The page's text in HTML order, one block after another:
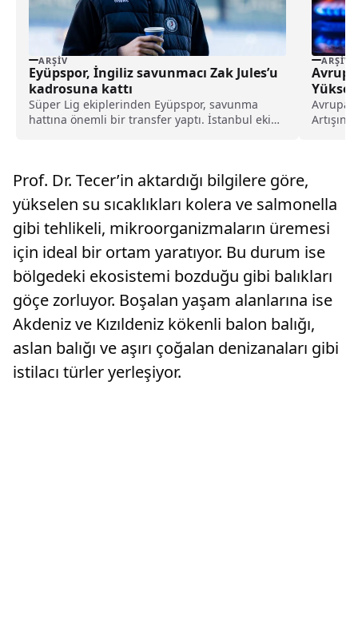
ARŞIV
Eyüpspor, İngiliz savunmacı Zak Jules’u
kadrosuna kattı
Süper Lig ekiplerinden Eyüpspor, savunma
hattına önemli bir transfer yaptı. İstanbul ekibi,
ARŞIV
Artışın
Prof. Dr. Tecer’in aktardığı bilgilere göre,
yükselen su sıcaklıkları kolera ve salmonella
gibi tehlikeli, mikroorganizmaların üremesi
için ideal bir ortam yaratıyor. Bu durum ise
bölgedeki ekosistemi bozduğu gibi balıkları
göçe zorluyor. Boşalan yaşam alanlarına ise
Akdeniz ve Kızıldeniz kökenli balon balığı,
aslan balığı ve aşırı çoğalan denizanaları gibi
istilacı türler yerleşiyor.